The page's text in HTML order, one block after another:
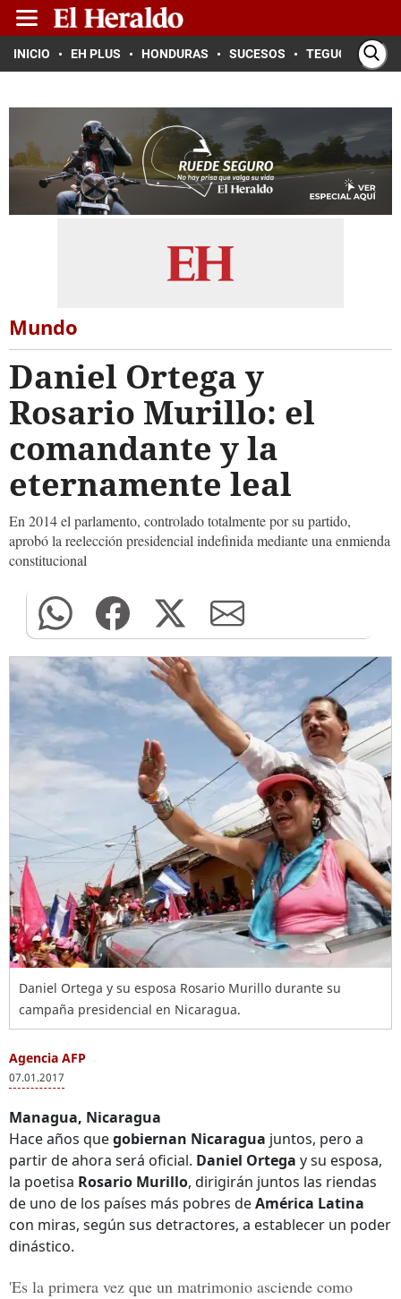
INICIO EH PLUS HONDURAS SUCESOS TEGUCIGALPA
Mundo
Daniel Ortega y
Rosario Murillo: el
comandante y la
eternamente leal
En 2014 el parlamento, controlado totalmente por su partido,
aprobó la reelección presidencial indefinida mediante una enmienda
constitucional
Daniel Ortega y su esposa Rosario Murillo durante su
campaña presidencial en Nicaragua.
Agencia AFP
07.01.2017
Managua, Nicaragua
Hace años quegobiernan Nicaragua juntos, pero a
partir de ahora será oficial. Daniel Ortega y su esposa,
la poetisa Rosario Murillo, dirigirán juntos las riendas
de uno de los países más pobres deAmérica Latina
con miras, según sus detractores, a establecer un poder
dinástico.
'Es la primera vez que un matrimonio asciende como